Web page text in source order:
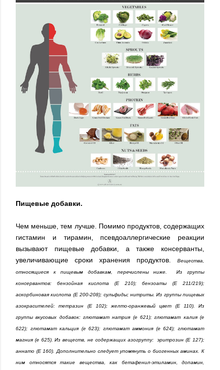
Пищевые добавки.
Чем меньше, тем лучше. Помимо продуктов, содержащих
гистамин и тирамин, псевдоаллергические реакции
вызывают пищевые добавки, а также консерванты,
увеличивающие сроки хранения продуктов.
Вещества,
относящиеся к пищевым добавкам, перечислены ниже. Из группы
консервантов: бензойная кислота (Е 210); бензоаты (Е 211/219);
аскорбиновая кислота (Е 200-208); сульфиды; нитриты. Из группы пищевых
азокрасителей: тетразин (Е 102); желто-оранжевый цвет (Е 110). Из
группы вкусовых добавок: глютамат натрия (е 621); глютамат калия (е
622); глютамат кальция (е 623); глютамат аммония (е 624); глютамат
магния (е 625). Из веществ, не содержащих азогруппу: эритрозин (Е 127);
аннато (Е 160). Дополнительно следует упомянуть о биогенных аминах. К
ним относятся такие вещества, как бетафенил-этиламин, допамин,